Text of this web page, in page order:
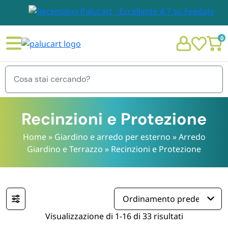
0
Menu
STOVIGLIE E TOVAGLIOLI
IMBALLAGGIO E CANCELLERIA
Personalizzazione Monouso
Recinzioni e Protezione
Home» Giardino e arredo per esterno »Arredo
Giardino e Terrazzo » Recinzioni e Protezione
Visualizzazione di 1-16 di 33 risultati